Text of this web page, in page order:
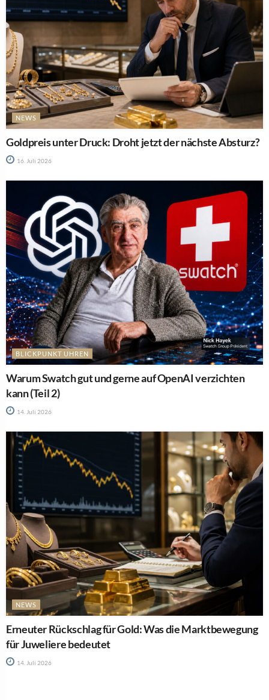
NEWS
Goldpreis unter Druck: Droht jetzt der nächste Absturz?
16. Juli 2026
BLICKPUNKT UHREN
Warum Swatch gut und gerne auf OpenAI verzichten
kann (Teil 2)
14. Juli 2026
NEWS
Erneuter Rückschlag für Gold: Was die Marktbewegung
für Juweliere bedeutet
14. Juli 2026